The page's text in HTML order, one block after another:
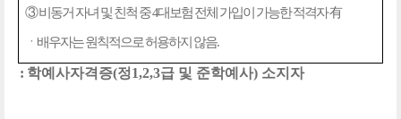
③비동거 자녀 및 친척 중4대보험 전체 가입이 가능한 적격자有
ㆍ배우자는 원칙적으로 허용하지 않음.
: 학예사자격증(정1,2,3급 및 준학예사) 소지자